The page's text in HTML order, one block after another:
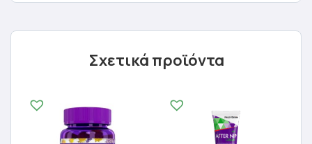
Σχετικά προϊόντα